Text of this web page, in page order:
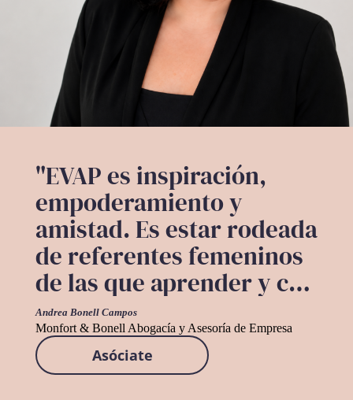
"EVAP es inspiración,
empoderamiento y
amistad. Es estar rodeada
de referentes femeninos
de las que aprender y con
las que compartir. Es
crecer personal y
profesionalmente."
Andrea Bonell Campos
Monfort & Bonell Abogacía y Asesoría de Empresa
Asóciate